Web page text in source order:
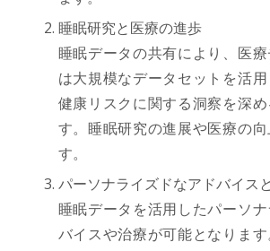
睡眠研究と医療の進歩
睡眠データの共有により、医
は大規模なデータセットを活
健康リスクに関する洞察を深
す。睡眠研究の進展や医療の
す。
パーソナライズドなアドバイス
睡眠データを活用したパーソ
バイスや治療が可能となりま